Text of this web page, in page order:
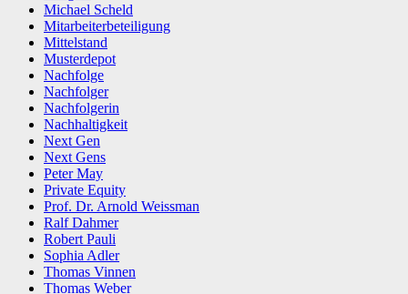
Michael Scheld
Mitarbeiterbeteiligung
Mittelstand
Musterdepot
Nachfolge
Nachfolger
Nachfolgerin
Nachhaltigkeit
Next Gen
Next Gens
Peter May
Private Equity
Prof. Dr. Arnold Weissman
Ralf Dahmer
Robert Pauli
Sophia Adler
Thomas Vinnen
Thomas Weber